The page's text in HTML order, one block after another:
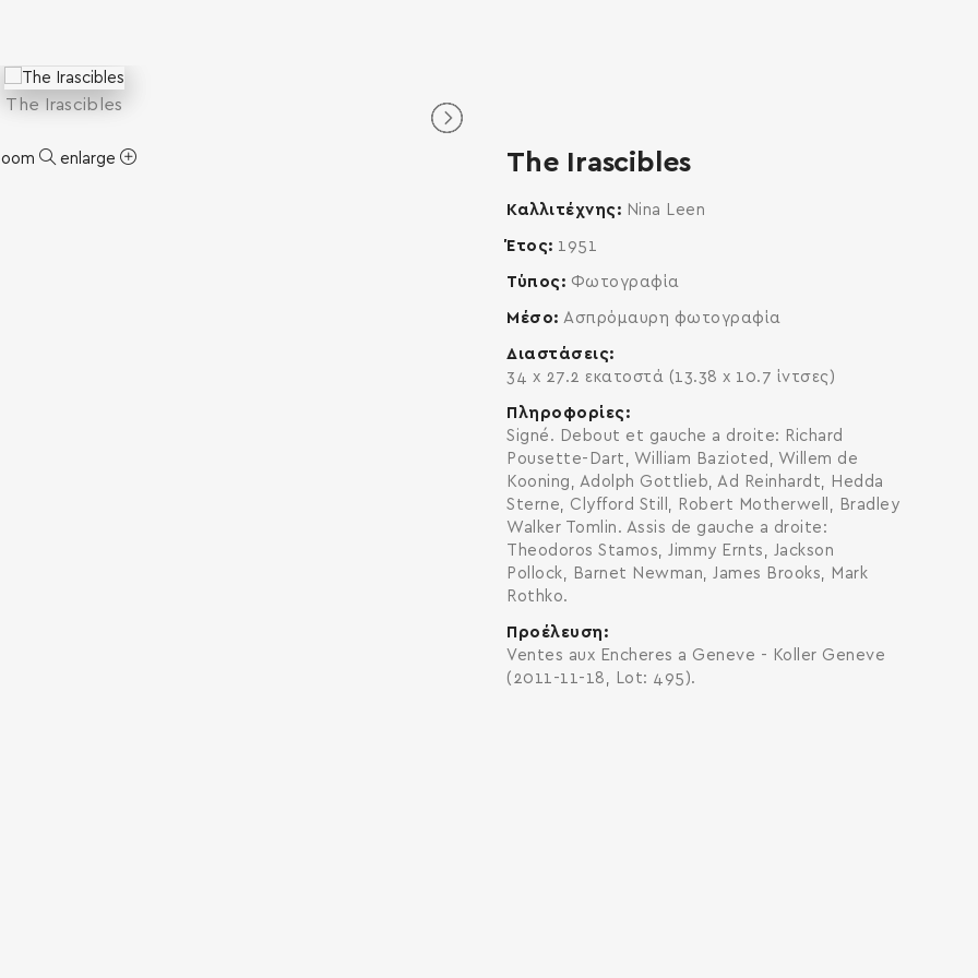
The Irascibles
enlarge The Irascibles
Καλλιτέχνης Nina Leen
Έτος 1951
Τύπος Φωτογραφία
Μέσο Ασπρόμαυρη φωτογραφία
Διαστάσεις
34 x 27.2 εκατοστά (13.38 x 10.7 ίντσες)
Πληροφορίες
Signé. Debout et gauche a droite: Richard
Pousette-Dart, William Bazioted, Willem de
Kooning, Adolph Gottlieb, Ad Reinhardt, Hedda
Sterne, Clyfford Still, Robert Motherwell, Bradley
Walker Tomlin. Assis de gauche a droite:
Theodoros Stamos, Jimmy Ernts, Jackson
Pollock, Barnet Newman, James Brooks, Mark
Rothko.
Προέλευση
Ventes aux Encheres a Geneve - Koller Geneve
(2011-11-18, Lot: 495).